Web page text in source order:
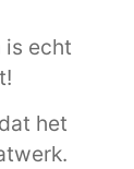
is echt
het